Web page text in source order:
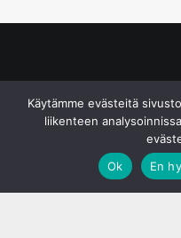
Käytämme evästeitä
liikenteen
Ok
En